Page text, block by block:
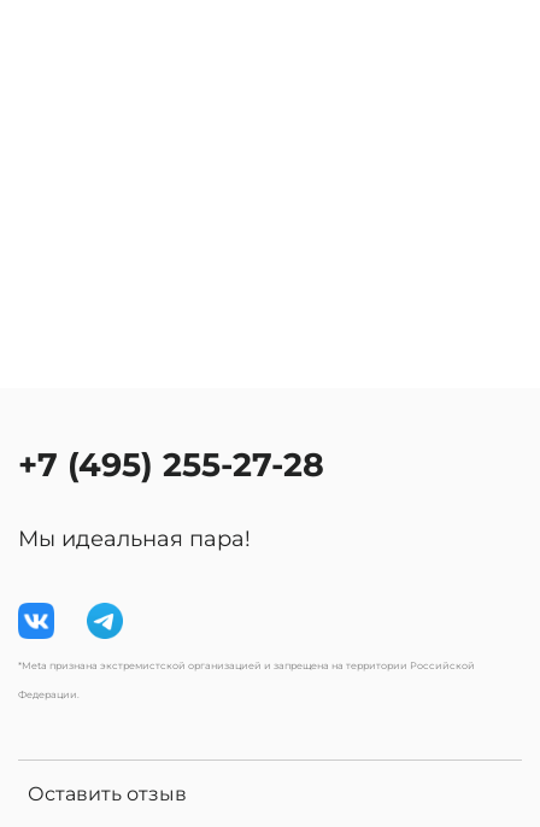
Оставить отзыв
+7 (495) 255-27-28
Мы идеальная пара!
*Meta признана экстремистской организацией и запрещена на территории Российской
Федерации.